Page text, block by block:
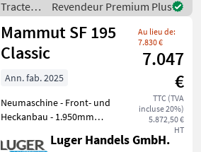
mechan
Tracteurs
/ Massey
Ferguson
Revendeur Premium Plus
Mammut SF 195
Classic
Au lieu de:
7.830 €
7.047
€
TTC (TVA
incluse 20%)
5.872,50 €
HT
Ann. fab. 2025
Neumaschine - Front- und
Heckanbau - 1.950mm
Trommeldurchmesser 1040
Luger Handels GmbH.